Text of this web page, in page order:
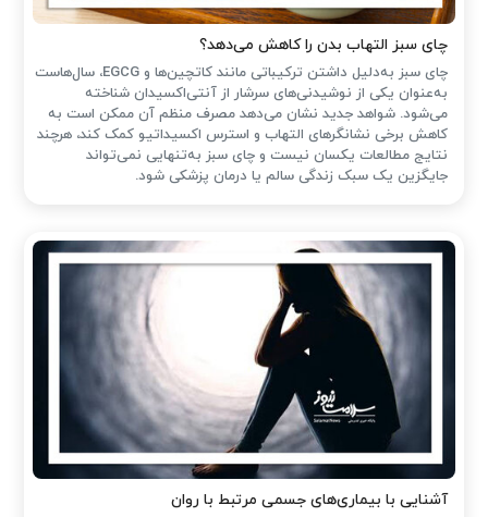
چای سبز التهاب بدن را کاهش می‌دهد؟
چای سبز به‌دلیل داشتن ترکیباتی مانند کاتچین‌ها و EGCG، سال‌هاست
به‌عنوان یکی از نوشیدنی‌های سرشار از آنتی‌اکسیدان شناخته
می‌شود. شواهد جدید نشان می‌دهد مصرف منظم آن ممکن است به
کاهش برخی نشانگرهای التهاب و استرس اکسیداتیو کمک کند، هرچند
نتایج مطالعات یکسان نیست و چای سبز به‌تنهایی نمی‌تواند
جایگزین یک سبک زندگی سالم یا درمان پزشکی شود.
آشنایی با بیماری‌های جسمی مرتبط با روان